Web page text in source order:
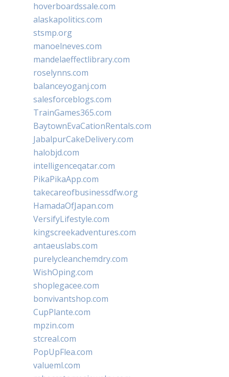
hoverboardssale.com
alaskapolitics.com
stsmp.org
manoelneves.com
mandelaeffectlibrary.com
roselynns.com
balanceyoganj.com
salesforceblogs.com
TrainGames365.com
BaytownEvaCationRentals.com
JabalpurCakeDelivery.com
halobjd.com
intelligenceqatar.com
PikaPikaApp.com
takecareofbusinessdfw.org
HamadaOfJapan.com
VersifyLifestyle.com
kingscreekadventures.com
antaeuslabs.com
purelycleanchemdry.com
WishOping.com
shoplegacee.com
bonvivantshop.com
CupPlante.com
mpzin.com
stcreal.com
PopUpFlea.com
valueml.com